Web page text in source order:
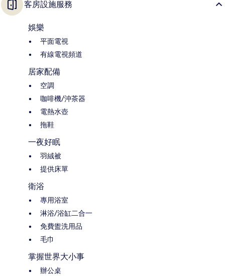
客房設施服務
娛樂
平面電視
有線電視頻道
居家配備
空調
咖啡機/沖茶器
電熱水壺
拖鞋
一夜好眠
羽絨被
提供床單
衛浴
專用浴室
淋浴/浴缸二合一
免費盥洗用品
毛巾
掌握世界大小事
辦公桌